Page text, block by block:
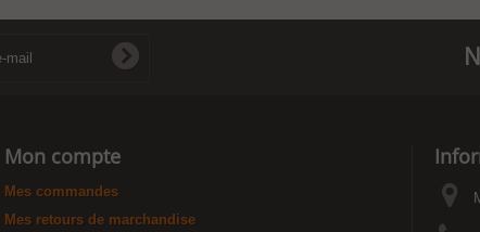
Mon compte
Mes commandes
Mes retours de marchandise